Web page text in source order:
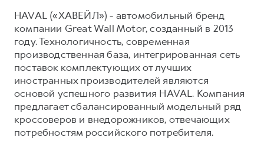
HAVAL («ХАВЕЙЛ») - автомобильный бренд
компании Great Wall Motor, созданный в 2013
году. Технологичность, современная
производственная база, интегрированная сеть
поставок комплектующих от лучших
иностранных производителей являются
основой успешного развития HAVAL. Компания
предлагает сбалансированный модельный ряд
кроссоверов и внедорожников, отвечающих
потребностям российского потребителя.